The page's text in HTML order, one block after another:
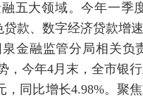
五大领域。今年一季
贷款、数字经济贷款增
金融监管分局相关负
，今年4月末，全市银
，同比增长4.98%。聚